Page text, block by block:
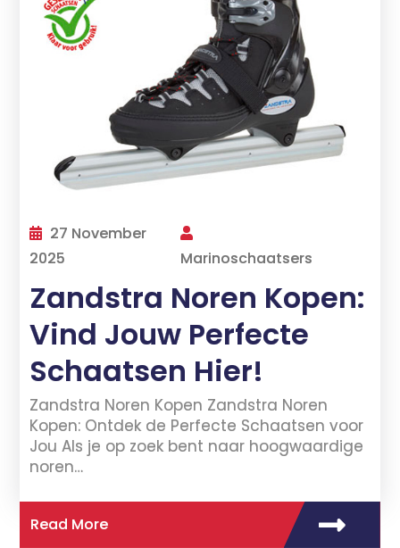
27 November
2025
Marinoschaatsers
Zandstra Noren Kopen:
Vind Jouw Perfecte
Schaatsen Hier!
Zandstra Noren Kopen Zandstra Noren
Kopen: Ontdek de Perfecte Schaatsen voor
Jou Als je op zoek bent naar hoogwaardige
noren…
Read More